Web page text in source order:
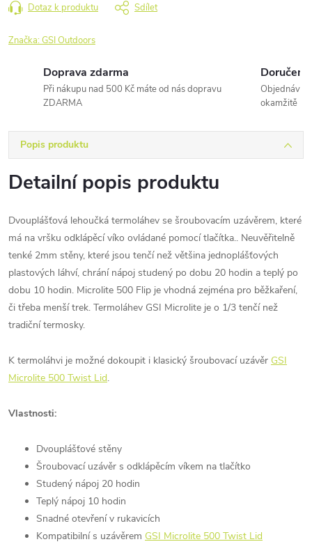
Dotaz k produktu Sdílet
Značka:GSI Outdoors
Doprava zdarma
Při nákupu nad 500 Kč máte od nás dopravu
ZDARMA
Doručení
okamžitě
Popis produktu
Detailní popis produktu
Dvouplášťová lehoučká termoláhev se šroubovacím uzávěrem, které
má na vršku odklápěcí víko ovládané pomocí tlačítka.. Neuvěřitelně
tenké 2mm stěny, které jsou tenčí než většina jednoplášťových
plastových láhví, chrání nápoj studený po dobu 20 hodin a teplý po
dobu 10 hodin. Microlite 500 Flip je vhodná zejména pro běžkaření,
či třeba menší trek. Termoláhev GSI Microlite je o 1/3 tenčí než
tradiční termosky.
K termoláhvi je možné dokoupit i klasický šroubovací uzávěr GSI
Microlite 500 Twist Lid.
Vlastnosti:
Dvouplášťové stěny
Šroubovací uzávěr s odklápěcím víkem na tlačítko
Studený nápoj 20 hodin
Teplý nápoj 10 hodin
Snadné otevření v rukavicích
Kompatibilní s uzávěrem GSI Microlite 500 Twist Lid